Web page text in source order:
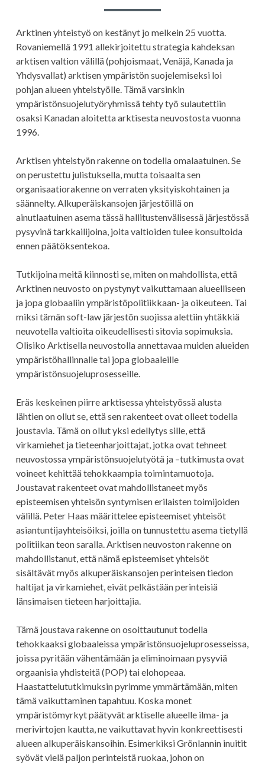
Arktinen yhteistyö on kestänyt jo melkein 25 vuotta.
Rovaniemellä 1991 allekirjoitettu strategia kahdeksan
arktisen valtion välillä (pohjoismaat, Venäjä, Kanada ja
Yhdysvallat) arktisen ympäristön suojelemiseksi loi
pohjan alueen yhteistyölle. Tämä varsinkin
ympäristönsuojelutyöryhmissä tehty työ sulautettiin
osaksi Kanadan aloitetta arktisesta neuvostosta vuonna
1996.
Arktisen yhteistyön rakenne on todella omalaatuinen. Se
on perustettu julistuksella, mutta toisaalta sen
organisaatiorakenne on verraten yksityiskohtainen ja
säännelty. Alkuperäiskansojen järjestöillä on
ainutlaatuinen asema tässä hallitustenvälisessä järjestössä
pysyvinä tarkkailijoina, joita valtioiden tulee konsultoida
ennen päätöksentekoa.
Tutkijoina meitä kiinnosti se, miten on mahdollista, että
Arktinen neuvosto on pystynyt vaikuttamaan alueelliseen
ja jopa globaaliin ympäristöpolitiikkaan- ja oikeuteen. Tai
miksi tämän soft-law järjestön suojissa alettiin yhtäkkiä
neuvotella valtioita oikeudellisesti sitovia sopimuksia.
Olisiko Arktisella neuvostolla annettavaa muiden alueiden
ympäristöhallinnalle tai jopa globaaleille
ympäristönsuojeluprosesseille.
Eräs keskeinen piirre arktisessa yhteistyössä alusta
lähtien on ollut se, että sen rakenteet ovat olleet todella
joustavia. Tämä on ollut yksi edellytys sille, että
virkamiehet ja tieteenharjoittajat, jotka ovat tehneet
neuvostossa ympäristönsuojelutyötä ja –tutkimusta ovat
voineet kehittää tehokkaampia toimintamuotoja.
Joustavat rakenteet ovat mahdollistaneet myös
episteemisen yhteisön syntymisen erilaisten toimijoiden
välillä. Peter Haas määrittelee episteemiset yhteisöt
asiantuntijayhteisöiksi, joilla on tunnustettu asema tietyllä
politiikan teon saralla. Arktisen neuvoston rakenne on
mahdollistanut, että nämä episteemiset yhteisöt
sisältävät myös alkuperäiskansojen perinteisen tiedon
haltijat ja virkamiehet, eivät pelkästään perinteisiä
länsimaisen tieteen harjoittajia.
Tämä joustava rakenne on osoittautunut todella
tehokkaaksi globaaleissa ympäristönsuojeluprosesseissa,
joissa pyritään vähentämään ja eliminoimaan pysyviä
orgaanisia yhdisteitä (POP) tai elohopeaa.
Haastattelututkimuksin pyrimme ymmärtämään, miten
tämä vaikuttaminen tapahtuu. Koska monet
ympäristömyrkyt päätyvät arktiselle alueelle ilma- ja
merivirtojen kautta, ne vaikuttavat hyvin konkreettisesti
alueen alkuperäiskansoihin. Esimerkiksi Grönlannin inuitit
syövät vielä paljon perinteistä ruokaa, johon on